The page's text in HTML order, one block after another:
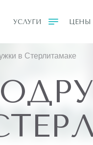
УСЛУГИ ЦЕНЫ
в Стерлитамаке